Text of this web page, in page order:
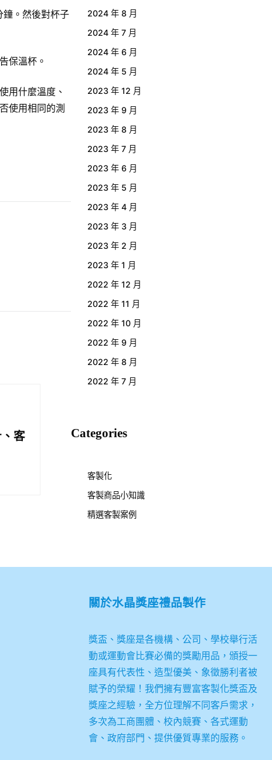
。然後對杯子
保溫杯 。
用什麼溫度、
使用相同的測
客
2024 年 8 月
2024 年 7 月
2024 年 6 月
2024 年 5 月
2023 年 12 月
2023 年 9 月
2023 年 8 月
2023 年 7 月
2023 年 6 月
2023 年 5 月
2023 年 4 月
2023 年 3 月
2023 年 2 月
2023 年 1 月
2022 年 12 月
2022 年 11 月
2022 年 10 月
2022 年 9 月
2022 年 8 月
2022 年 7 月
Categories
客製化
客製商品小知識
精選客製案例
關於水晶獎座禮品製作
獎盃、獎座是各機構、公司、學校舉行活
動或運動會比賽必備的獎勵用品，頒授一
座具有代表性、造型優美、象徵勝利者被
賦予的榮耀！我們擁有豐富客製化獎盃及
獎座之經驗，全方位理解不同客戶需求，
多次為工商團體、校內競賽、各式運動
會、政府部門、提供優質專業的服務。